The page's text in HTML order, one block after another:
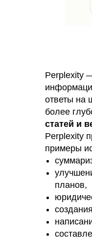
Perplexity
ответы на
более
статей и
Perplexity
примеры
планов,